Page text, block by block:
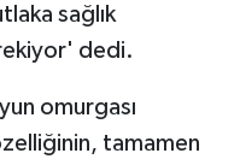
sağlık
dedi.
omurgası
tamamen